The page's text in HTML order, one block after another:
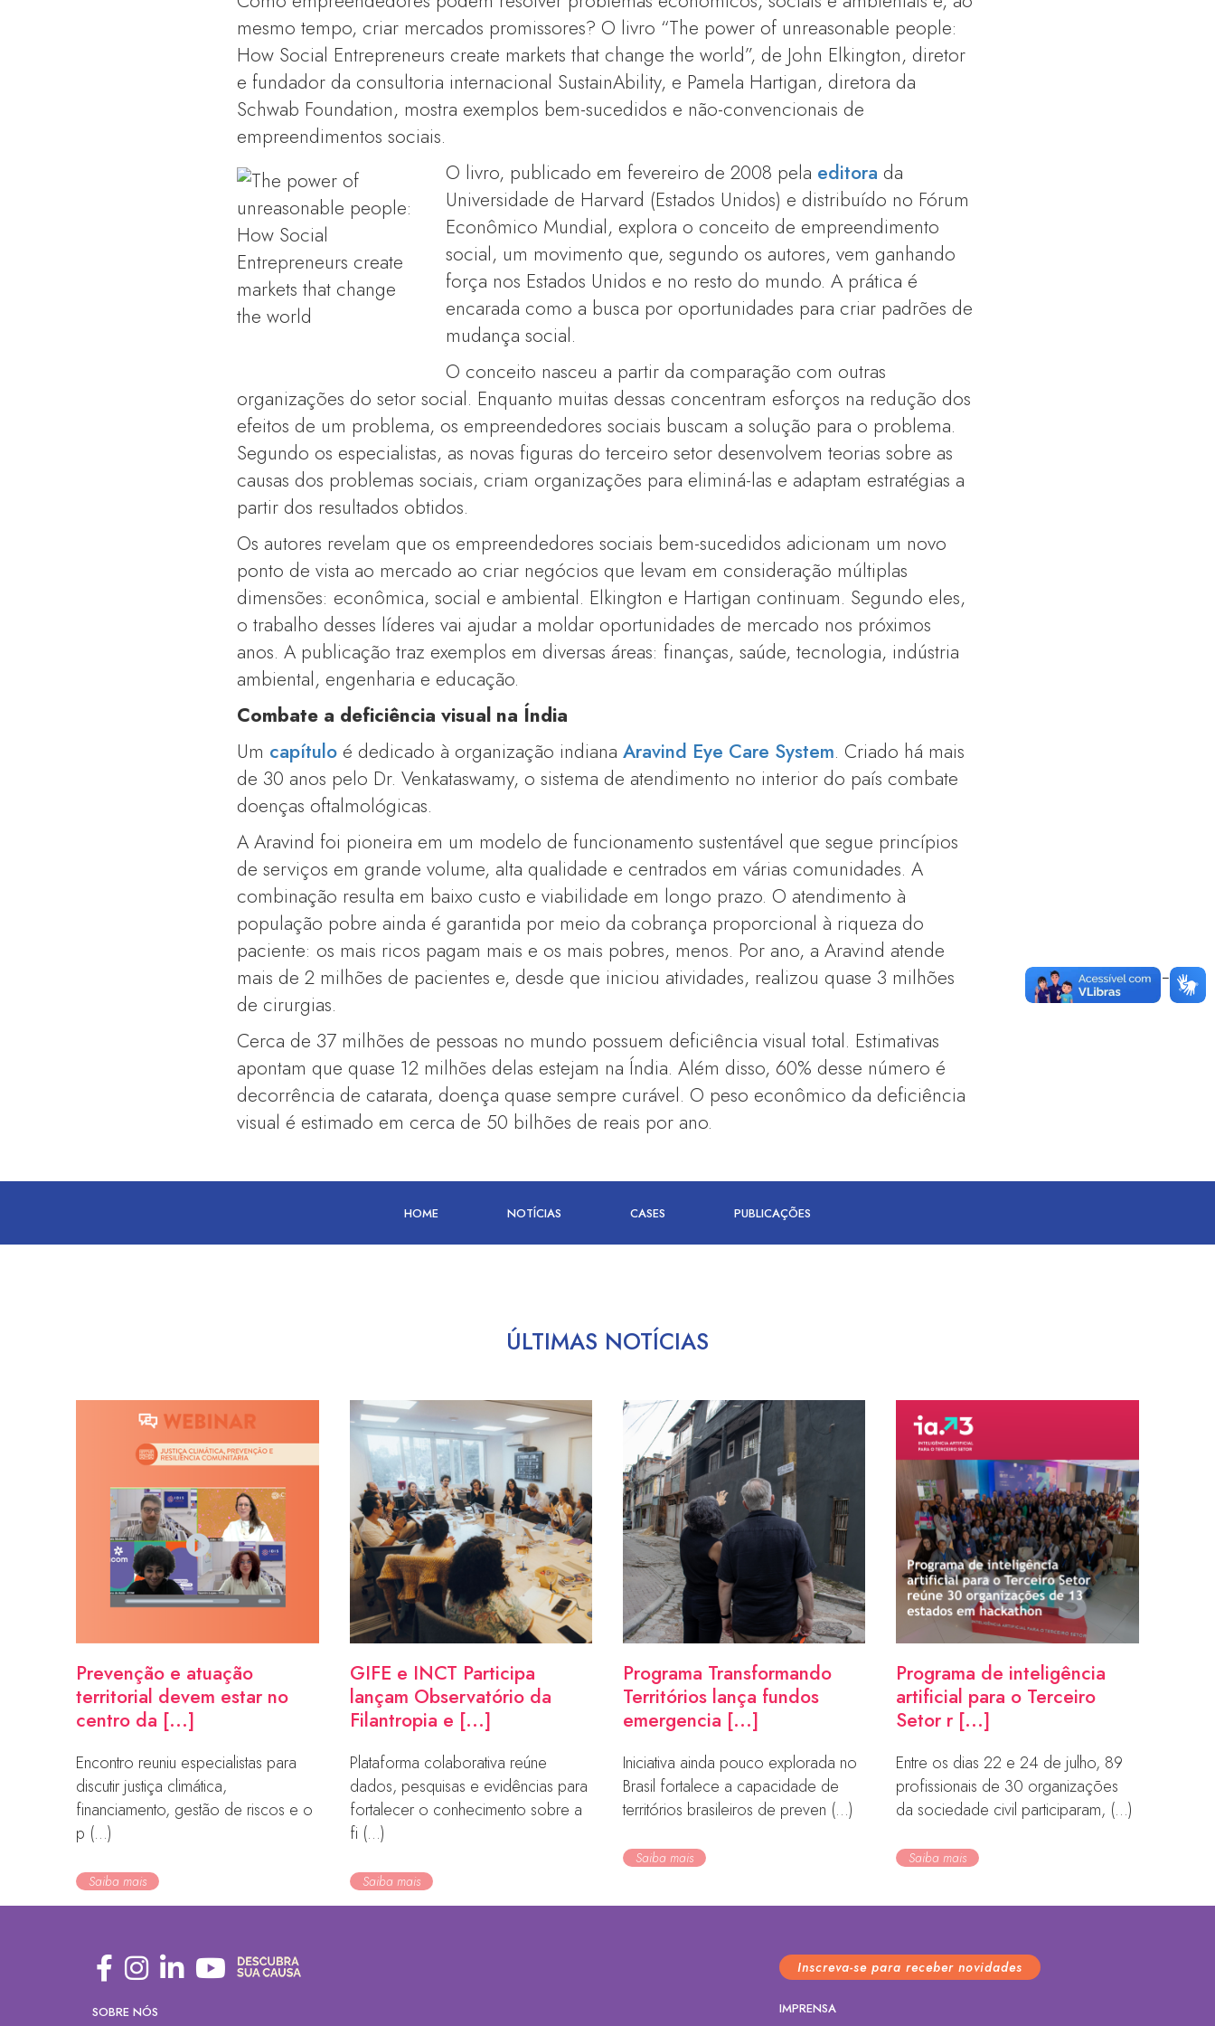
mesmo tempo, criar mercados promissores? O livro “The power of unreasonable people:
How Social Entrepreneurs create markets that change the world”, de John Elkington, diretor
e fundador da consultoria internacional SustainAbility, e Pamela Hartigan, diretora da
Schwab Foundation, mostra exemplos bem-sucedidos e não-convencionais de
empreendimentos sociais.
O livro, publicado em fevereiro de 2008 pela editora da
Universidade de Harvard (Estados Unidos) e distribuído no Fórum
Econômico Mundial, explora o conceito de empreendimento
social, um movimento que, segundo os autores, vem ganhando
força nos Estados Unidos e no resto do mundo. A prática é
encarada como a busca por oportunidades para criar padrões de
mudança social.
O conceito nasceu a partir da comparação com outras
organizações do setor social. Enquanto muitas dessas concentram esforços na redução dos
efeitos de um problema, os empreendedores sociais buscam a solução para o problema.
Segundo os especialistas, as novas figuras do terceiro setor desenvolvem teorias sobre as
causas dos problemas sociais, criam organizações para eliminá-las e adaptam estratégias a
partir dos resultados obtidos.
Os autores revelam que os empreendedores sociais bem-sucedidos adicionam um novo
ponto de vista ao mercado ao criar negócios que levam em consideração múltiplas
dimensões: econômica, social e ambiental. Elkington e Hartigan continuam. Segundo eles,
o trabalho desses líderes vai ajudar a moldar oportunidades de mercado nos próximos
anos. A publicação traz exemplos em diversas áreas: finanças, saúde, tecnologia, indústria
ambiental, engenharia e educação.
Combate a deficiência visual na Índia
Um capítulo é dedicado à organização indianaAravind Eye Care System. Criado há mais
de 30 anos pelo Dr. Venkataswamy, o sistema de atendimento no interior do país combate
doenças oftalmológicas.
A Aravind foi pioneira em um modelo de funcionamento sustentável que segue princípios
de serviços em grande volume, alta qualidade e centrados em várias comunidades. A
combinação resulta em baixo custo e viabilidade em longo prazo. O atendimento à
população pobre ainda é garantida por meio da cobrança proporcional à riqueza do
paciente: os mais ricos pagam mais e os mais pobres, menos. Por ano, a Aravind atende
mais de 2 milhões de pacientes e, desde que iniciou atividades, realizou quase 3 milhões
de cirurgias.
Cerca de 37 milhões de pessoas no mundo possuem deficiência visual total. Estimativas
apontam que quase 12 milhões delas estejam na Índia. Além disso, 60% desse número é
decorrência de catarata, doença quase sempre curável. O peso econômico da deficiência
visual é estimado em cerca de 50 bilhões de reais por ano.
HOME NOTÍCIAS CASES PUBLICAÇÕES
ÚLTIMAS NOTÍCIAS
Prevenção e atuação
territorial devem estar no
centro da [...]
Encontro reuniu especialistas para
discutir justiça climática,
financiamento, gestão de riscos e o
p (...)
Saiba mais
GIFE e INCT Participa
lançam Observatório da
Filantropia e [...]
Plataforma colaborativa reúne
dados, pesquisas e evidências para
fortalecer o conhecimento sobre a
fi (...)
Saiba mais
Programa Transformando
Territórios lança fundos
emergencia [...]
Iniciativa ainda pouco explorada no
Brasil fortalece a capacidade de
territórios brasileiros de preven (...)
Saiba mais
Programa de inteligência
artificial para o Terceiro
Setor r [...]
Entre os dias 22 e 24 de julho, 89
profissionais de 30 organizações
da sociedade civil participaram, (...)
Saiba mais
SOBRE NÓS
Inscreva-se para receber novidades
IMPRENSA